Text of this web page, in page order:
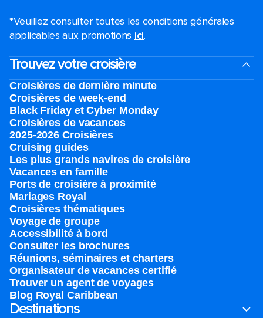
*Veuillez consulter toutes les conditions générales
applicables aux promotions ici.
Trouvez votre croisière
Croisières de dernière minute
Croisières de week-end
Black Friday et Cyber Monday
Croisières de vacances
2025-2026 Croisières
Cruising guides
Les plus grands navires de croisière
Vacances en famille
Ports de croisière à proximité
Mariages Royal
Croisières thématiques
Voyage de groupe​
Accessibilité à bord​
Consulter les brochures
Réunions, séminaires et charters
Organisateur de vacances certifié
Trouver un agent de voyages
Blog Royal Caribbean
Destinations